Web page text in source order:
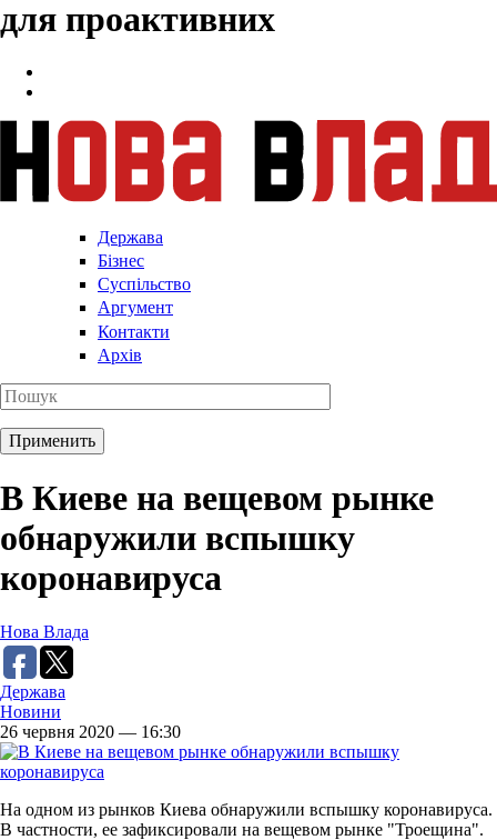
для проактивних
Держава
Бізнес
Суспільство
Аргумент
Контакти
Архів
В Киеве на вещевом рынке
обнаружили вспышку
коронавируса
Нова Влада
Держава
Новини
26 червня 2020 — 16:30
На одном из рынков Киева обнаружили вспышку коронавируса.
В частности, ее зафиксировали на вещевом рынке "Троещина".